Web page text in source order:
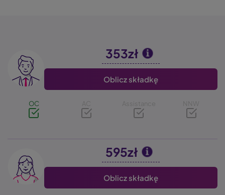
Image 353zł
Oblicz składkę
OC AC Assistance NNW
Image 595zł
Oblicz składkę